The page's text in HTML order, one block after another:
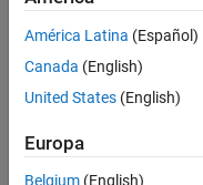
América Latina (Español)
Canada (English)
United States (English)
Europa
Belgium (English)